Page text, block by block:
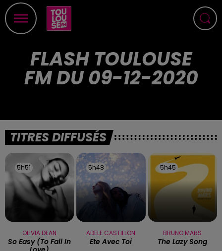
FLASH TOULOUSE
FM DU 09-12-2020
TITRES DIFFUSÉS
5h51
5h51
OLIVIA DEAN
So Easy (to Fall In
5h48
5h48
ADELE CASTILLON
Ete Avec Toi
5h45
5h45
BRUNO MARS
The Lazy Song